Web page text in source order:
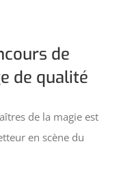
de
de qualité
de la magie est
en scène du